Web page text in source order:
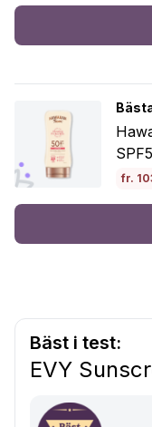
fr.
Bäst i test:
EVY